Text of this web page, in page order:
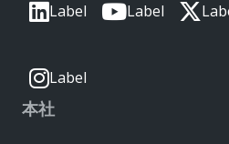
Label Label
Label
本社